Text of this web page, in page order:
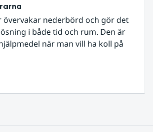
övervakar nederbörd och gör det
i både tid och rum. Den är
när man vill ha koll på